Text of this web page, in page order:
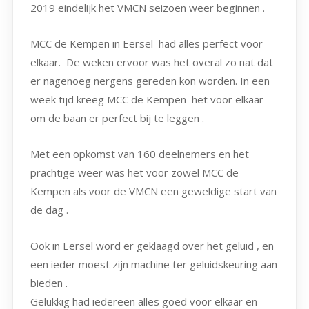
2019 eindelijk het VMCN seizoen weer beginnen .
MCC de Kempen in Eersel had alles perfect voor
elkaar. De weken ervoor was het overal zo nat dat
er nagenoeg nergens gereden kon worden. In een
week tijd kreeg MCC de Kempen het voor elkaar
om de baan er perfect bij te leggen .
Met een opkomst van 160 deelnemers en het
prachtige weer was het voor zowel MCC de
Kempen als voor de VMCN een geweldige start van
de dag .
Ook in Eersel word er geklaagd over het geluid , en
een ieder moest zijn machine ter geluidskeuring aan
bieden .
Gelukkig had iedereen alles goed voor elkaar en